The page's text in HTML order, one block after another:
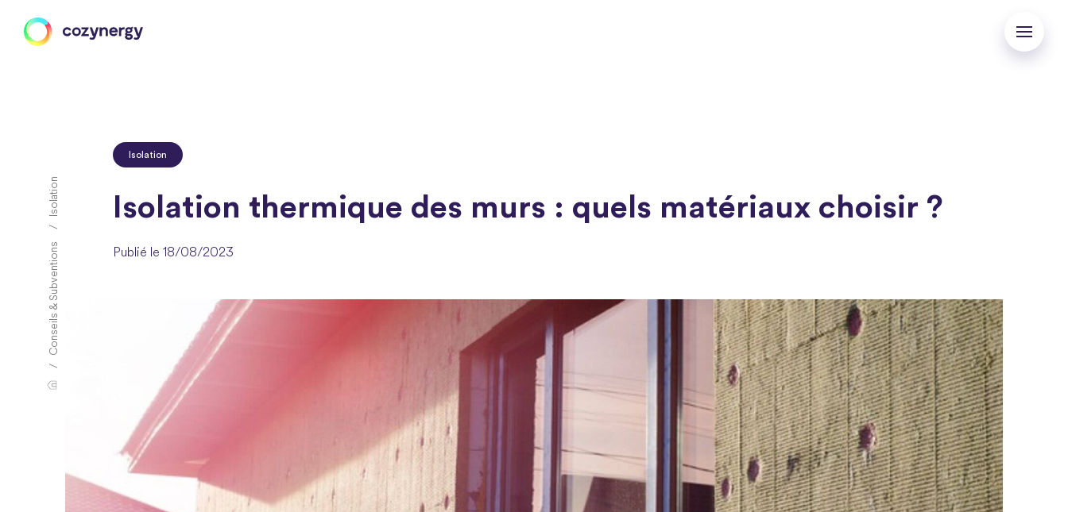
Conseils & Subventions
Isolation
Isolation
Isolation thermique des murs : quels matériaux choisir ?
Publié le 18/08/2023